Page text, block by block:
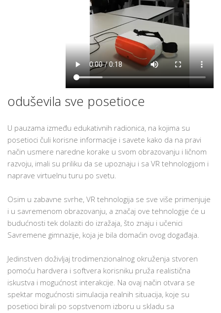
oduševila sve posetioce
U pauzama između edukativnih radionica, na kojima su
posetioci čuli korisne informacije i savete kako da na pravi
način usmere naredne korake u svom obrazovanju i ličnom
razvoju, imali su priliku da se upoznaju i sa VR tehnologijom i
naprave virtuelnu turu po svetu.
Osim u zabavne svrhe, VR tehnologija se sve više primenjuje
i u savremenom obrazovanju, a značaj ove tehnologije će u
budućnosti tek dolaziti do izražaja, što znaju i učenici
Savremene gimnazije, koja je bila domaćin ovog događaja.
Jedinstven doživljaj trodimenzionalnog okruženja stvoren
pomoću hardvera i softvera korisniku pruža realistična
iskustva i mogućnost interakcije. Na ovaj način otvara se
spektar mogućnosti simulacija realnih situacija, koje su
posetioci birali po sopstvenom izboru u skladu sa